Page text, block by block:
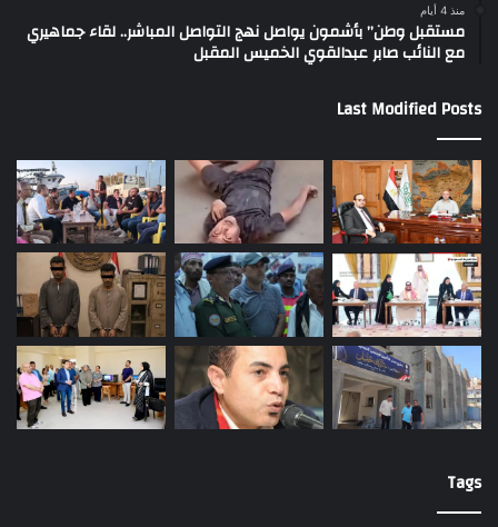
منذ 4 أيام
مستقبل وطن” بأشمون يواصل نهج التواصل المباشر.. لقاء جماهيري
مع النائب صابر عبدالقوي الخميس المقبل
Last Modified Posts
Tags